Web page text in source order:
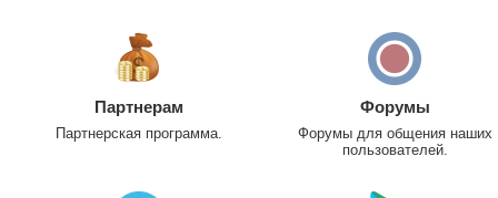
Партнерам
Партнерская программа.
Форумы
Форумы для общения наших
пользователей.